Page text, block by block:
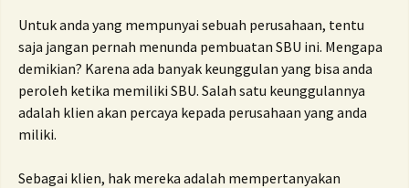
Untuk anda yang mempunyai sebuah perusahaan, tentu
saja jangan pernah menunda pembuatan SBU ini. Mengapa
demikian? Karena ada banyak keunggulan yang bisa anda
peroleh ketika memiliki SBU. Salah satu keunggulannya
adalah klien akan percaya kepada perusahaan yang anda
miliki.
Sebagai klien, hak mereka adalah mempertanyakan